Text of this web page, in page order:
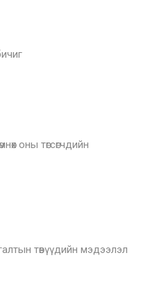
оны төгсөгчдийн
төвүүдийн мэдээлэл